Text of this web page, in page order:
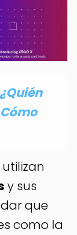
¿Quién
y sus
que
como la